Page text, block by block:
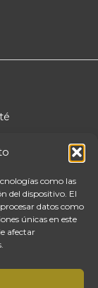
como las
del dispositivo. El
datos como
únicas en este
afectar